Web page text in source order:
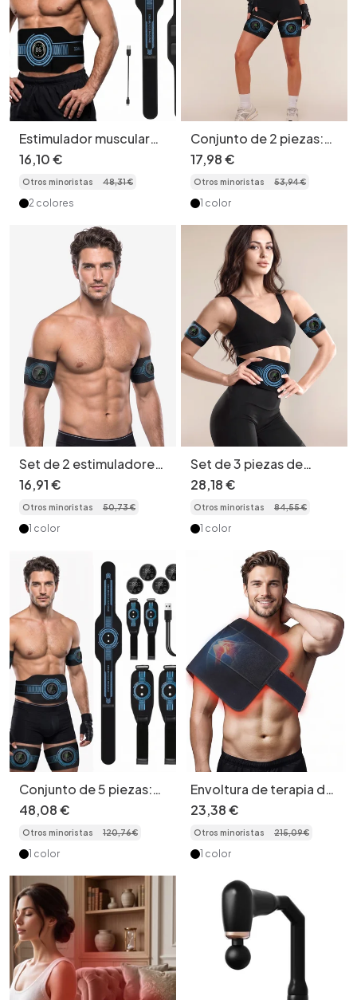
Estimulador muscular
EMS para abdominales -
Entrenamiento de
cuerpo completo
16,10€
Otros minoristas 48,31€
2 colores
Conjunto de 2 piezas:
estimulador muscular
EMS para muslos,
cinturón de
entrenamiento
tonificación corporal.
17,98€
Otros minoristas 53,94€
1 color
Set de 2 estimuladores
musculares EMS para
brazos y abdominales -
Entrenamiento de
cuerpo completo
16,91€
Otros minoristas 50,73€
1 color
Set de 3 piezas de
estimulador muscular
EMS para abdominales -
Entrenamiento de
cuerpo completo
28,18€
Otros minoristas 84,55€
1 color
Conjunto de 5 piezas:
cinturón de
entrenamiento
abdominal con
estimulador muscular
tonificación corporal.
48,08€
Otros minoristas 120,76€
1 color
Envoltura de terapia de
luz roja - Dispositivo
LED de doble espectro
23,38€
Otros minoristas 215,09€
1 color